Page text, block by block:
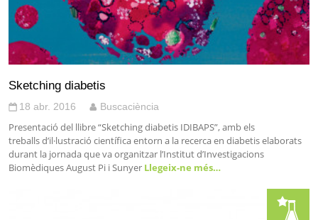
Sketching diabetis
18 abr. 2016 Buscaciència
Presentació del llibre “Sketching diabetis IDIBAPS”, amb els
treballs d’il·lustració científica entorn a la recerca en diabetis elaborats
durant la jornada que va organitzar l’Institut d’Investigacions
Biomèdiques August Pi i Sunyer Llegeix-ne més…